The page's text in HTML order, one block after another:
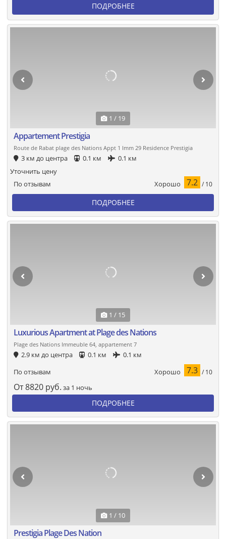
ПОДРОБНЕЕ
1 / 19
Appartement Prestigia
Route de Rabat plage des Nations Appt 1 Imm 29 Residence Prestigia
3 км до центра 0.1 км 0.1 км
По отзывам Хорошо 7.2 / 10
Уточнить цену
ПОДРОБНЕЕ
1 / 15
Luxurious Apartment at Plage des Nations
Plage des Nations Immeuble 64, appartement 7
2.9 км до центра 0.1 км
0.1 км
По отзывам
Хорошо 7.3 / 10
От8820 руб. за 1 ночь
ПОДРОБНЕЕ
1 / 10
Prestigia Plage Des Nation